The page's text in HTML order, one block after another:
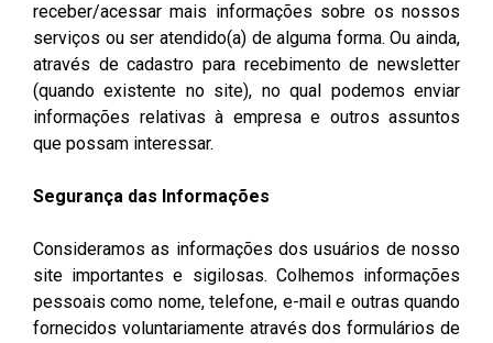
receber/acessar mais informações sobre os nossos
serviços ou ser atendido(a) de alguma forma. Ou ainda,
através de cadastro para recebimento de newsletter
(quando existente no site), no qual podemos enviar
informações relativas à empresa e outros assuntos
que possam interessar.
Segurança das Informações
Consideramos as informações dos usuários de nosso
site importantes e sigilosas. Colhemos informações
pessoais como nome, telefone, e-mail e outras quando
fornecidos voluntariamente através dos formulários de